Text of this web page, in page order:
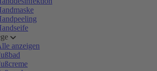
anzeigen